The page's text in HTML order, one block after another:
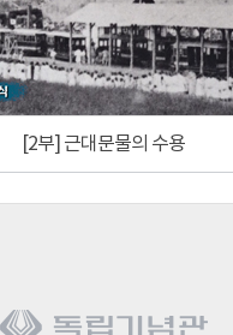
[2부] 근대문물의 수용